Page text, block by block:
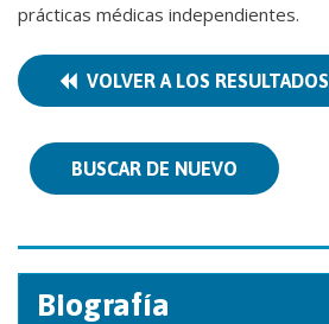
prácticas médicas independientes.
VOLVER A LOS RESULTADOS
BUSCAR DE NUEVO
Biografía